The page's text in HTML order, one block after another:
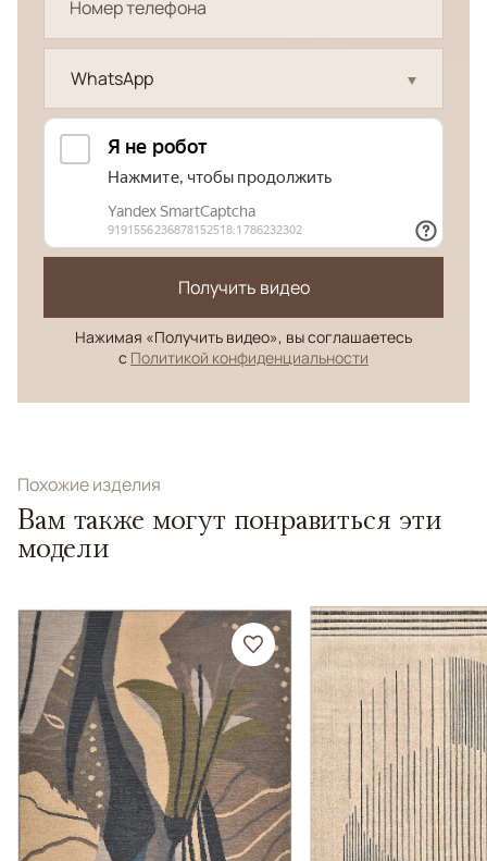
WhatsApp
Получить видео
Нажимая «Получить видео», вы соглашаетесь
с Политикой конфиденциальности
Похожие изделия
Вам также могут понравиться эти
модели